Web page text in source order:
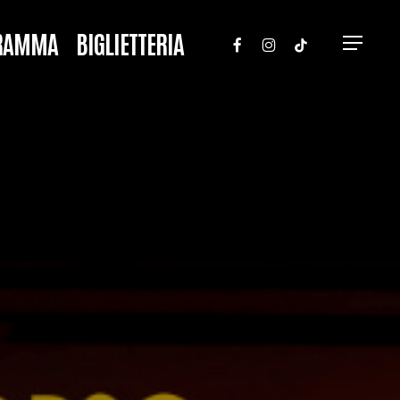
BIGLIETTERIA FACEBOOK
INSTAGRAM
TIKTOK Menu